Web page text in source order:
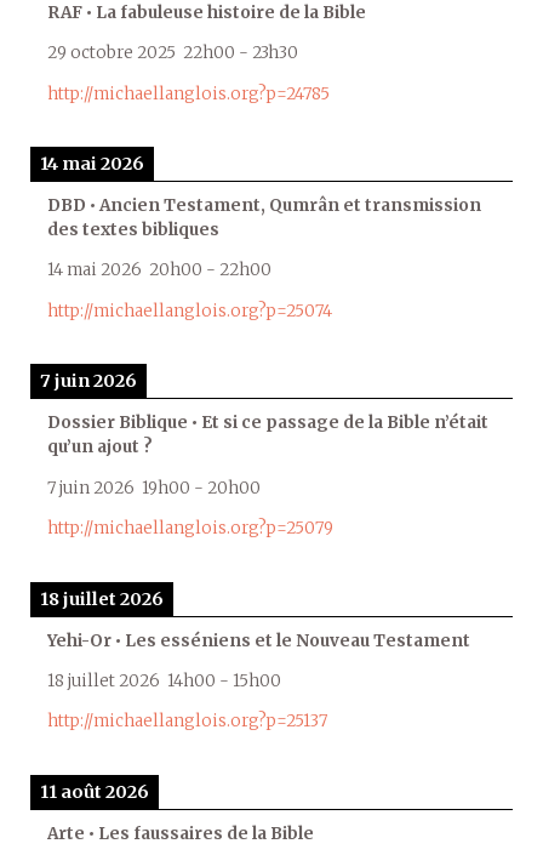
RAF • La fabuleuse histoire de la Bible
29 octobre 2025 22h00 - 23h30
http://michaellanglois.org?p=24785
14 mai 2026
DBD • Ancien Testament, Qumrân et transmission
des textes bibliques
14 mai 2026 20h00 - 22h00
http://michaellanglois.org?p=25074
7 juin 2026
Dossier Biblique • Et si ce passage de la Bible n’était
qu’un ajout ?
7 juin 2026 19h00 - 20h00
http://michaellanglois.org?p=25079
18 juillet 2026
Yehi-Or • Les esséniens et le Nouveau Testament
18 juillet 2026 14h00 - 15h00
http://michaellanglois.org?p=25137
11 août 2026
Arte • Les faussaires de la Bible